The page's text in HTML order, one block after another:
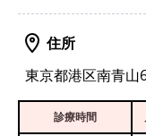
住所
東京都港区南青山
診療時間